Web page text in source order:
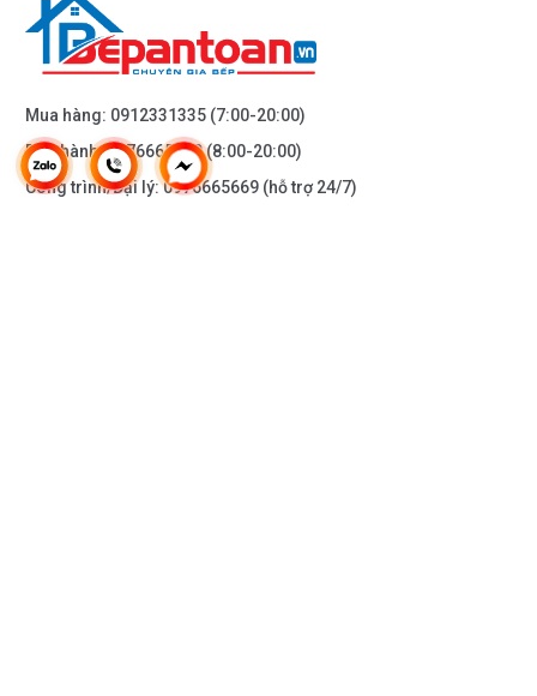
Bạn quan tâm tới những sản phẩm vòi rửa mặt
bị nhà bếp vui long liên hệ với chúng tôi theo
hotline 0976665669 - 0912331335 hoặc trực
tiếp địa chỉ hệ thống của Bếp an toàn để được
Mua hàng: 0912331335 (7:00-20:00)
Bảo hành:0976665669(8:00-20:00)
Công trình/Đại lý:0976665669 (hỗ trợ 24/7)